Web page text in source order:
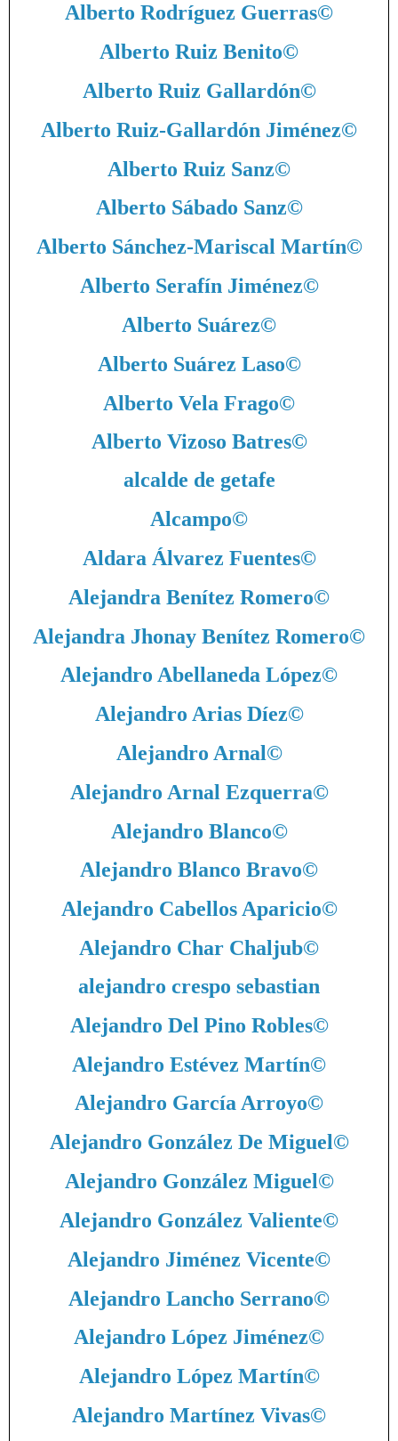
Alberto Rodríguez Guerras©
Alberto Ruiz Benito©
Alberto Ruiz Gallardón©
Alberto Ruiz-Gallardón Jiménez©
Alberto Ruiz Sanz©
Alberto Sábado Sanz©
Alberto Sánchez-Mariscal Martín©
Alberto Serafín Jiménez©
Alberto Suárez©
Alberto Suárez Laso©
Alberto Vela Frago©
Alberto Vizoso Batres©
alcalde de getafe
Alcampo©
Aldara Álvarez Fuentes©
Alejandra Benítez Romero©
Alejandra Jhonay Benítez Romero©
Alejandro Abellaneda López©
Alejandro Arias Díez©
Alejandro Arnal©
Alejandro Arnal Ezquerra©
Alejandro Blanco©
Alejandro Blanco Bravo©
Alejandro Cabellos Aparicio©
Alejandro Char Chaljub©
alejandro crespo sebastian
Alejandro Del Pino Robles©
Alejandro Estévez Martín©
Alejandro García Arroyo©
Alejandro González De Miguel©
Alejandro González Miguel ©
Alejandro González Valiente©
Alejandro Jiménez Vicente©
Alejandro Lancho Serrano©
Alejandro López Jiménez©
Alejandro López Martín©
Alejandro Martínez Vivas©